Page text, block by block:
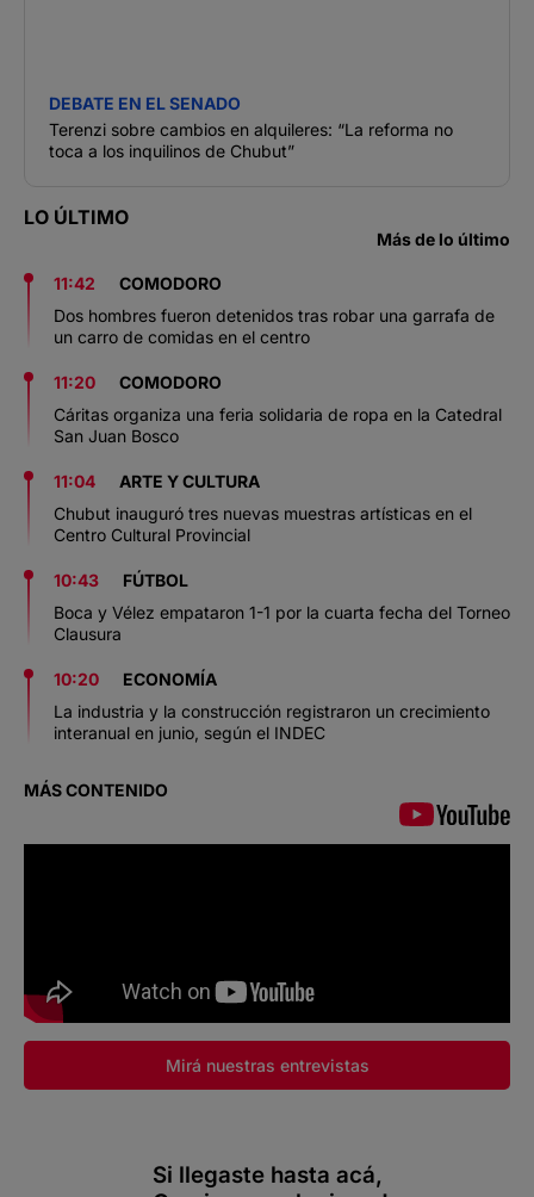
DEBATE EN EL SENADO
Terenzi sobre cambios en alquileres: “La reforma no
toca a los inquilinos de Chubut”
LO ÚLTIMO
Más de lo último
11:42
COMODORO
Dos hombres fueron detenidos tras robar una garrafa de
un carro de comidas en el centro
11:20
COMODORO
Cáritas organiza una feria solidaria de ropa en la Catedral
San Juan Bosco
11:04
ARTE Y CULTURA
Chubut inauguró tres nuevas muestras artísticas en el
Centro Cultural Provincial
10:43
FÚTBOL
Boca y Vélez empataron 1-1 por la cuarta fecha del Torneo
Clausura
10:20
ECONOMÍA
La industria y la construcción registraron un crecimiento
interanual en junio, según el INDEC
MÁS CONTENIDO
Mirá nuestras entrevistas
Si llegaste hasta acá,